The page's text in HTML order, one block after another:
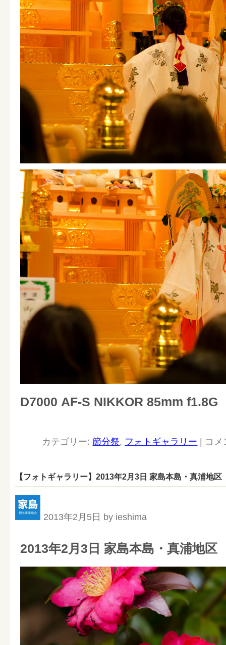
D7000 AF-S NIKKOR 85mm f1.8G
カテゴリー:節分祭, フォトギャラリー コ
【フォトギャラリー】2013年2月3日 家島本島・真浦地区
2013年2月5日 by ieshima
2013年2月3日 家島本島・真浦地区